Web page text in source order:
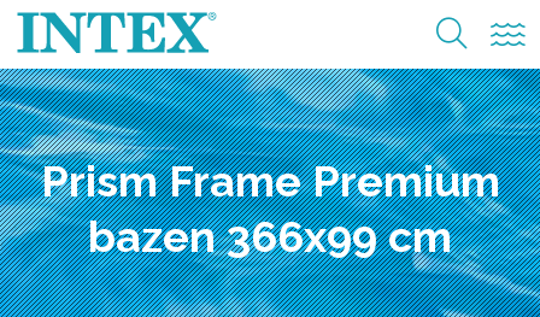
Prism Frame Premium
bazen 366x99 cm